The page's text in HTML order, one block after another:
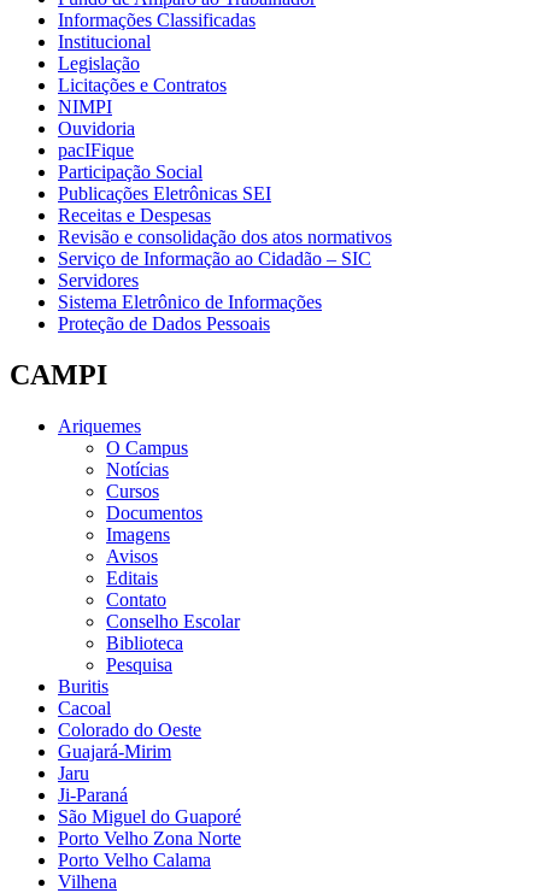
Informações Classificadas
Institucional
Legislação
Licitações e Contratos
NIMPI
Ouvidoria
pacIFique
Participação Social
Publicações Eletrônicas SEI
Receitas e Despesas
Revisão e consolidação dos atos normativos
Serviço de Informação ao Cidadão – SIC
Servidores
Sistema Eletrônico de Informações
Proteção de Dados Pessoais
CAMPI
Ariquemes
O Campus
Notícias
Cursos
Documentos
Imagens
Avisos
Editais
Contato
Conselho Escolar
Biblioteca
Pesquisa
Buritis
Cacoal
Colorado do Oeste
Guajará-Mirim
Jaru
Ji-Paraná
São Miguel do Guaporé
Porto Velho Zona Norte
Porto Velho Calama
Vilhena